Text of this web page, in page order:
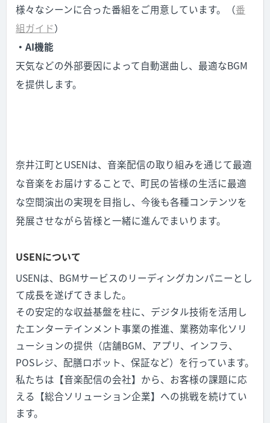
様々なシーンに合った番組をご用意しています。（番
組ガイド）
・AI機能
天気などの外部要因によって自動選曲し、最適なBGM
を提供します。
奈井江町とUSENは、音楽配信の取り組みを通じて最適
な音楽をお届けすることで、町民の皆様の生活に最適
な空間演出の実現を目指し、今後も各種コンテンツを
発展させながら皆様と一緒に進んでまいります。
USENについて
USENは、BGMサービスのリーディングカンパニーとし
て成長を遂げてきました。
その安定的な収益基盤を柱に、デジタル技術を活用し
たエンターテインメント事業の推進、業務効率化ソリ
ューションの提供（店舗BGM、アプリ、インフラ、
POSレジ、配膳ロボット、保証など）を行っています。
私たちは【音楽配信の会社】から、お客様の課題に応
える【総合ソリューション企業】への挑戦を続けてい
ます。